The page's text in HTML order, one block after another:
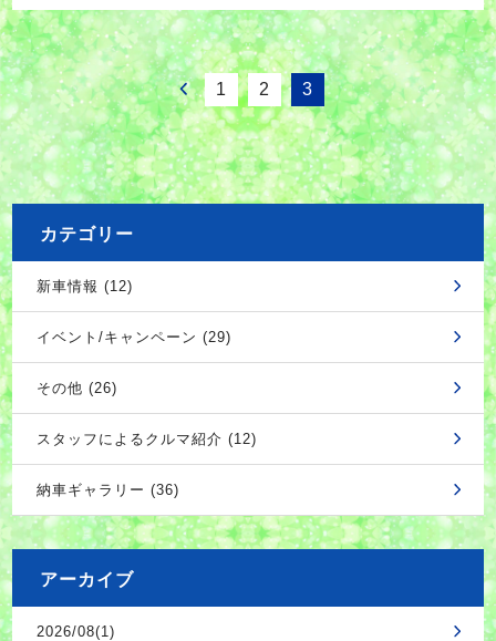
1 2 3
カテゴリー
新車情報 (12)
イベント/キャンペーン (29)
その他 (26)
スタッフによるクルマ紹介 (12)
納車ギャラリー (36)
アーカイブ
2026/08(1)